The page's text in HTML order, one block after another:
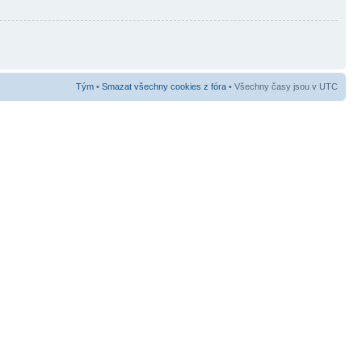
Tým • Smazat všechny cookies z fóra • Všechny časy jsou v UTC